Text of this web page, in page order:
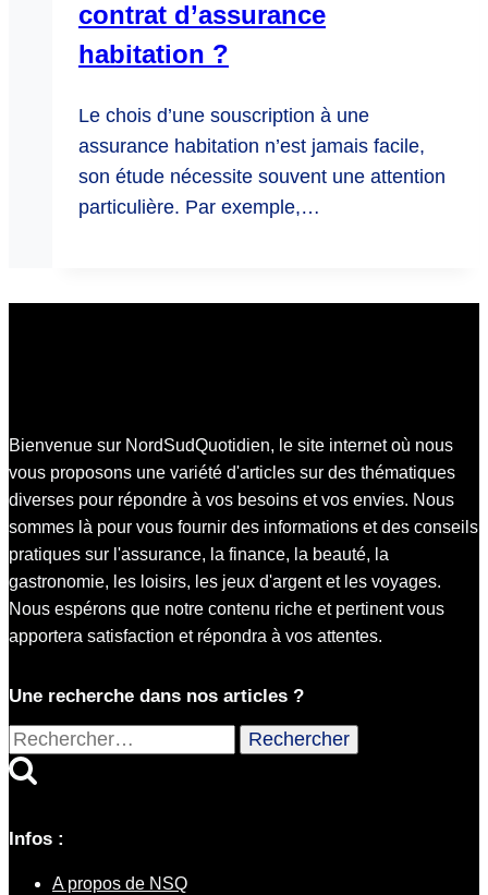
contrat d’assurance
habitation ?
Le chois d’une souscription à une
assurance habitation n’est jamais facile,
son étude nécessite souvent une attention
particulière. Par exemple,…
Bienvenue sur NordSudQuotidien, le site internet où nous
vous proposons une variété d'articles sur des thématiques
diverses pour répondre à vos besoins et vos envies. Nous
sommes là pour vous fournir des informations et des conseils
pratiques sur l'assurance, la finance, la beauté, la
gastronomie, les loisirs, les jeux d'argent et les voyages.
Nous espérons que notre contenu riche et pertinent vous
apportera satisfaction et répondra à vos attentes.
Une recherche dans nos articles ?
Rechercher :
Infos :
A propos de NSQ